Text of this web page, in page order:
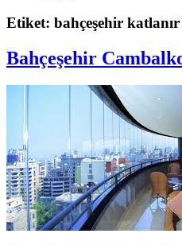
Etiket: bahçeşehir
Bahçeşehir